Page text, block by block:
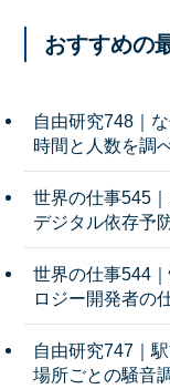
おすすめの
自由研究748｜
時間と人数を調
世界の仕事545
デジタル依存予
世界の仕事544
ロジー開発者の
自由研究747｜
場所ごとの騒音